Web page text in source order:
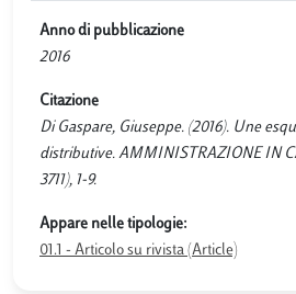
Anno di pubblicazione
2016
Citazione
Di Gaspare, Giuseppe. (2016). Une
distributive. AMMINISTRAZIONE IN
3711), 1-9.
Appare nelle tipologie:
01.1 - Articolo su rivista (Article)